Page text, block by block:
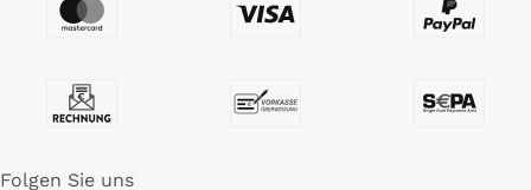
Folgen Sie uns